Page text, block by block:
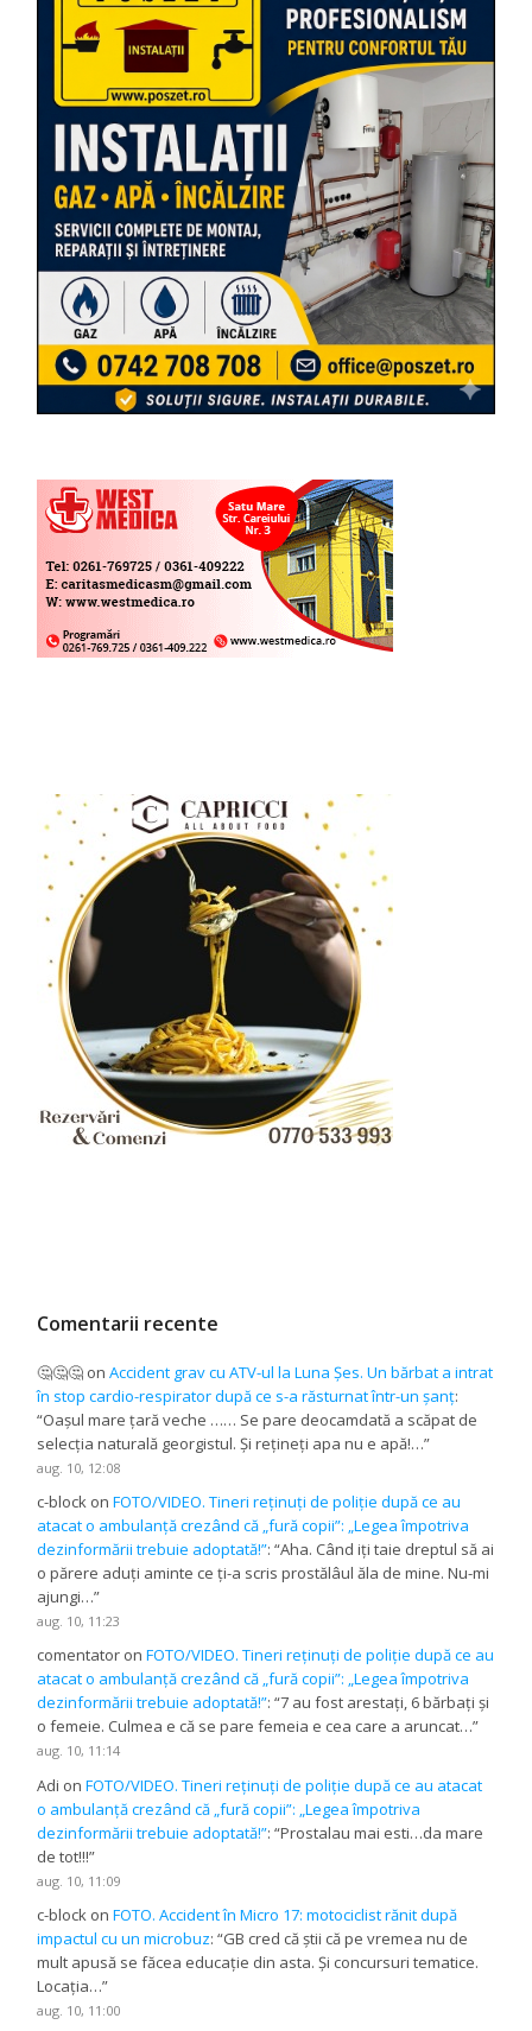
Comentarii recente
🤔🤔🤔 onAccident grav cu ATV-ul la Luna Șes. Un bărbat a intrat
în stop cardio-respirator după ce s-a răsturnat într-un șanț:
“Oașul mare țară veche …… Se pare deocamdată a scăpat de
selecția naturală georgistul. Și rețineți apa nu e apă!…”
aug. 10, 12:08
c-block onFOTO/VIDEO. Tineri reținuți de poliție după ce au
atacat o ambulanță crezând că „fură copii”: „Legea împotriva
dezinformării trebuie adoptată!”: “Aha. Când iți taie dreptul să ai
o părere aduți aminte ce ți-a scris prostălâul ăla de mine. Nu-mi
ajungi…”
aug. 10, 11:23
comentator onFOTO/VIDEO. Tineri reținuți de poliție după ce au
atacat o ambulanță crezând că „fură copii”: „Legea împotriva
dezinformării trebuie adoptată!”: “7 au fost arestați, 6 bărbați și
o femeie. Culmea e că se pare femeia e cea care a aruncat…”
aug. 10, 11:14
Adi onFOTO/VIDEO. Tineri reținuți de poliție după ce au atacat
o ambulanță crezând că „fură copii”: „Legea împotriva
dezinformării trebuie adoptată!”: “Prostalau mai esti…da mare
de tot!!!”
aug. 10, 11:09
c-block onFOTO. Accident în Micro 17: motociclist rănit după
impactul cu un microbuz: “GB cred că știi că pe vremea nu de
mult apusă se făcea educație din asta. Și concursuri tematice.
Locația…”
aug. 10, 11:00